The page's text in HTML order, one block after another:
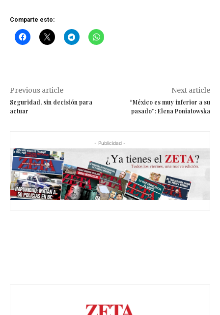
Comparte esto:
Previous article
Seguridad, sin decisión para
actuar
Next article
“México es muy inferior a su
pasado”: Elena Poniatowska
- Publicidad -